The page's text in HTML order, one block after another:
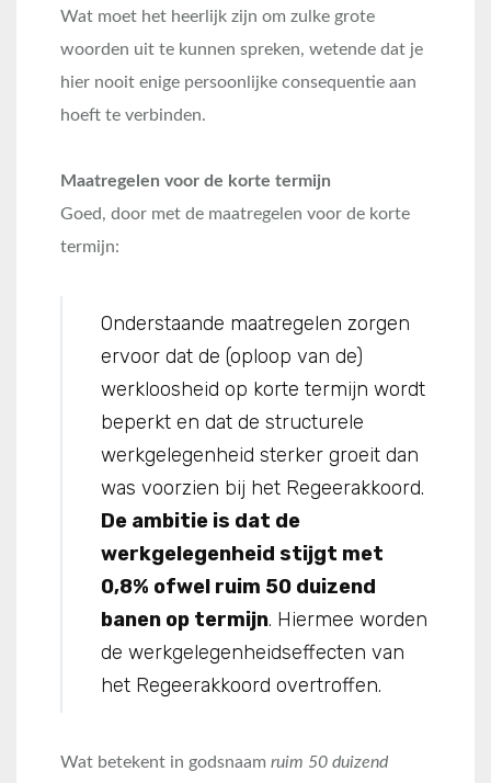
Wat moet het heerlijk zijn om zulke grote
woorden uit te kunnen spreken, wetende dat je
hier nooit enige persoonlijke consequentie aan
hoeft te verbinden.
Maatregelen voor de korte termijn
Goed, door met de maatregelen voor de korte
termijn:
Onderstaande maatregelen zorgen
ervoor dat de (oploop van de)
werkloosheid op korte termijn wordt
beperkt en dat de structurele
werkgelegenheid sterker groeit dan
was voorzien bij het Regeerakkoord.
De ambitie is dat de
werkgelegenheid stijgt met
0,8% ofwel ruim 50 duizend
banen op termijn. Hiermee worden
de werkgelegenheidseffecten van
het Regeerakkoord overtroffen.
Wat betekent in godsnaam ruim 50 duizend